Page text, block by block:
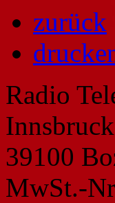
zurück
Radio
39100
MwSt.-